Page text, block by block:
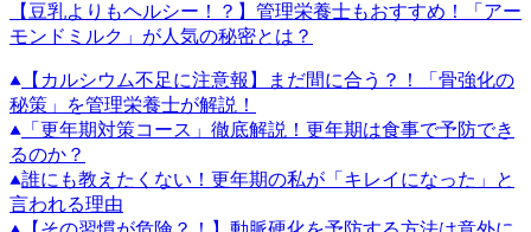
【豆乳よりもヘルシー！？】管理栄養士もおすすめ！「アー
モンドミルク」が人気の秘密とは？
【カルシウム不足に注意報】まだ間に合う？！「骨強化の
秘策」を管理栄養士が解説！
「更年期対策コース」徹底解説！更年期は食事で予防でき
るのか？
誰にも教えたくない！更年期の私が「キレイになった」と
言われる理由